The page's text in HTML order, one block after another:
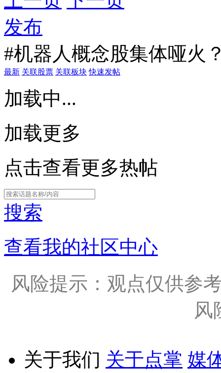
发布
#机器人概念股集体哑火
最新 关联股票 关联板块 快速发帖
加载中...
加载更多
点击查看更多热帖
搜索
查看我的社区中心
风险提示：观点仅供参
风
关于我们 关于点掌 媒